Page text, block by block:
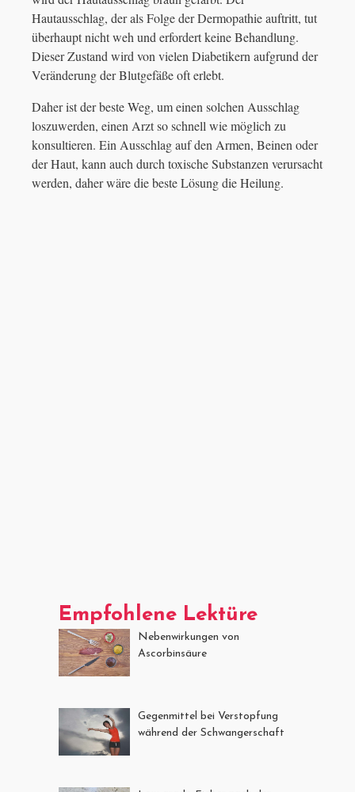
Hautausschlag, der als Folge der Dermopathie auftritt, tut
überhaupt nicht weh und erfordert keine Behandlung.
Dieser Zustand wird von vielen Diabetikern aufgrund der
Veränderung der Blutgefäße oft erlebt.
Daher ist der beste Weg, um einen solchen Ausschlag
loszuwerden, einen Arzt so schnell wie möglich zu
konsultieren. Ein Ausschlag auf den Armen, Beinen oder
der Haut, kann auch durch toxische Substanzen verursacht
werden, daher wäre die beste Lösung die Heilung.
Empfohlene Lektüre
Nebenwirkungen von
Ascorbinsäure
Gegenmittel bei Verstopfung
während der Schwangerschaft